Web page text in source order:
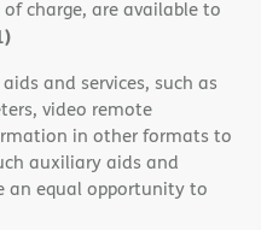
charge, are available to
and services, such as
video remote
in other formats to
auxiliary aids and
an equal opportunity to